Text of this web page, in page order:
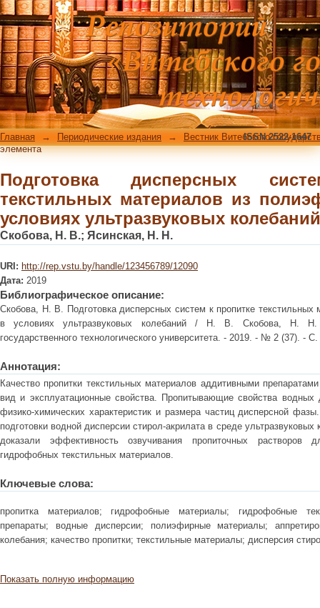
Подготовка дисперсных систем
полиэфирных волокон в условиях
Главная → Периодические издания →
Вестник Витебского
элемента
ISSN 2522-1647
Подготовка дисперсных
текстильных материалов из
условиях ультразвуковых колебаний
Скобова, Н. В.; Ясинская, Н. Н.
URI: http://rep.vstu.by/handle/123456789/12090
Дата: 2019
Библиографическое описание:
Скобова, Н. В. Подготовка дисперсных систем к пропитке
в условиях ультразвуковых колебаний / Н. В. Скобова, Н. Н.
государственного технологического университета. - 2019. - № 2 (37). -
Аннотация:
Качество пропитки текстильных материалов аддитивными
вид и эксплуатационные свойства. Пропитывающие свойства водных
физико-химических характеристик и размера частиц дисперсной
подготовки водной дисперсии стирол-акрилата в среде
доказали эффективность озвучивания пропиточных растворов
гидрофобных текстильных материалов.
Ключевые слова:
пропитка материалов; гидрофобные материалы; гидрофобные
препараты; водные дисперсии; полиэфирные материалы;
колебания; качество пропитки; текстильные материалы; дисперсия
Показать полную информацию